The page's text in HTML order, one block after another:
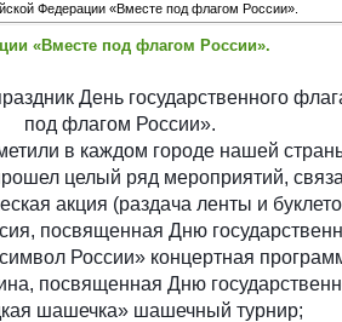
Федерации «Вместе под флагом России».
«Вместе под флагом России».
День государственного
под флагом России».
в каждом городе нашей
целый ряд мероприятий,
акция (раздача ленты и
ия, посвященная Дню
России» концертная
посвященная Дню
шашечка» шашечный турнир;